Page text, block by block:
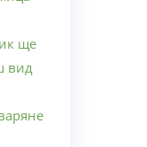
ще
вид